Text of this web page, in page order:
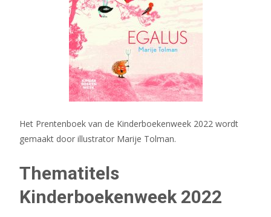
Het Prentenboek van de Kinderboekenweek 2022 wordt
gemaakt door illustrator Marije Tolman.
Thematitels
Kinderboekenweek 2022